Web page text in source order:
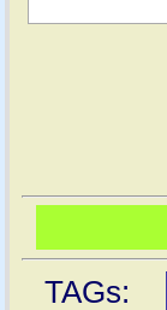
TAGs: